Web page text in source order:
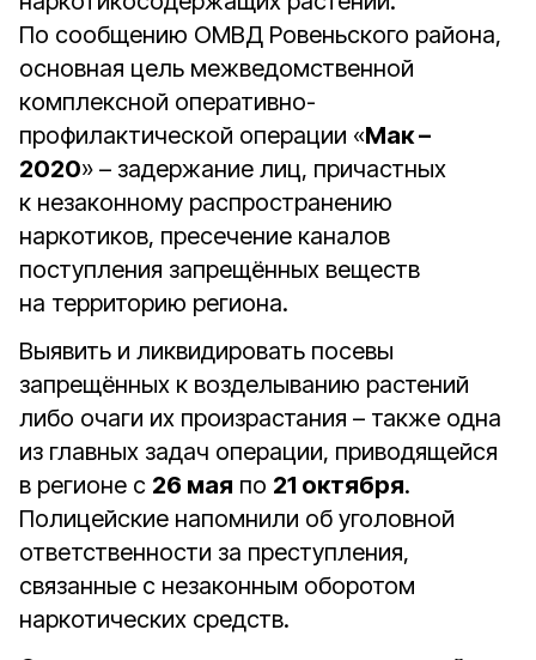
По сообщению ОМВД Ровеньского района,
основная цель межведомственной
комплексной оперативно-
профилактической операции «Мак –
2020» – задержание лиц, причастных
к незаконному распространению
наркотиков, пресечение каналов
поступления запрещённых веществ
на территорию региона.
Выявить и ликвидировать посевы
запрещённых к возделыванию растений
либо очаги их произрастания – также одна
из главных задач операции, приводящейся
в регионе с 26 мая по 21 октября.
Полицейские напомнили об уголовной
ответственности за преступления,
связанные с незаконным оборотом
наркотических средств.